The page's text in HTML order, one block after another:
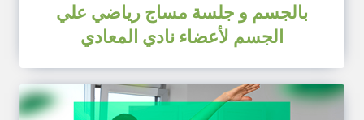
بالجسم و جلسة مساج رياضي علي
الجسم لأعضاء نادي المعادي